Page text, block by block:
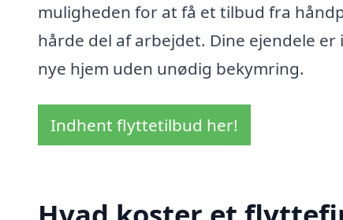
muligheden for at få et tilbud fra
hårde del af arbejdet. Dine ejendele
nye hjem uden unødig bekymring.
Indhent flyttetilbud her!